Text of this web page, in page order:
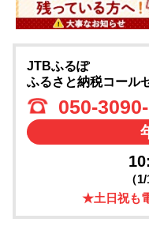
JTBふるぽ
ふるさと納税コール
050-
（
★土日祝も